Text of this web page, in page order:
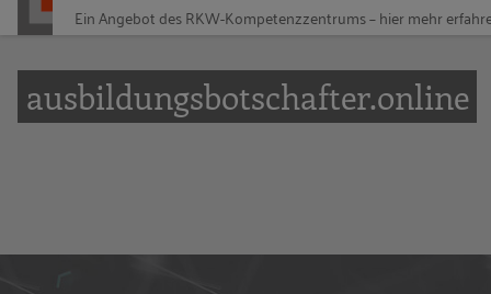
Zur Navigation springen
Zum Hauptinhalt springen
Ein Angebot desRKW-Kompetenzzentrums – hier mehr
ausbildungsbotschafter.online